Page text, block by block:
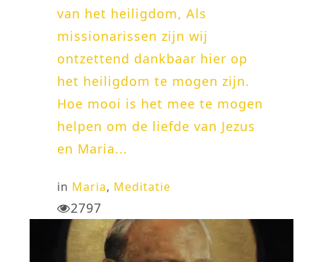
van het heiligdom, Als
missionarissen zijn wij
ontzettend dankbaar hier op
het heiligdom te mogen zijn.
Hoe mooi is het mee te mogen
helpen om de liefde van Jezus
en Maria...
in Maria, Meditatie
2797